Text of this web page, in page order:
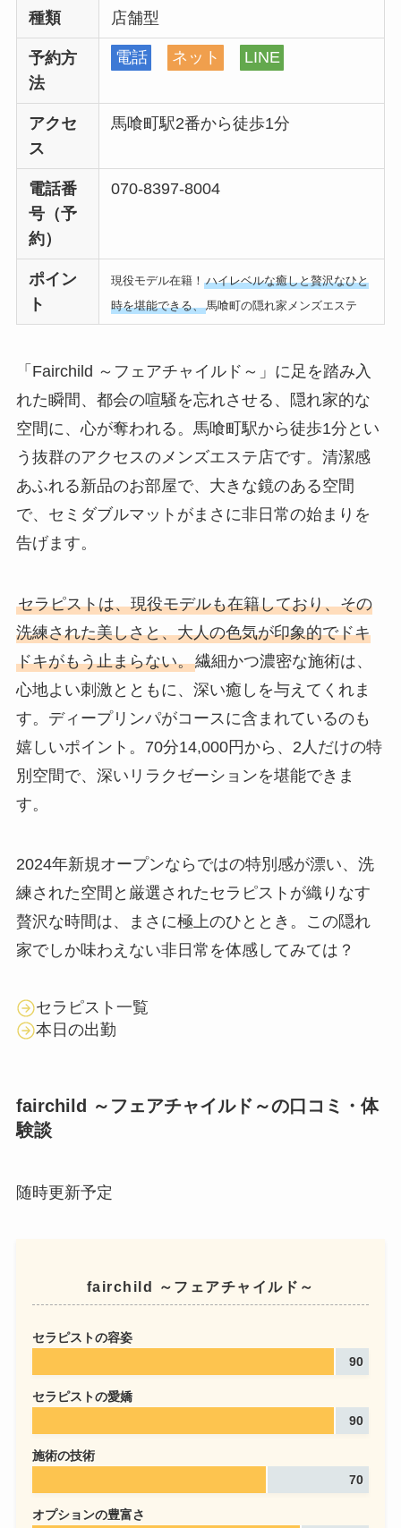
種類 店舗型
予約方
法
電話 ネット LINE
アクセ
ス
馬喰町駅2番から徒歩1分
電話番
号（予
約）
070-8397-8004
ポイン
ト
現役モデル在籍！ハイレベルな癒しと贅沢なひと
時を堪能できる、馬喰町の隠れ家メンズエステ
「Fairchild ～フェアチャイルド～」に足を踏み入
れた瞬間、都会の喧騒を忘れさせる、隠れ家的な
空間に、心が奪われる。馬喰町駅から徒歩1分とい
う抜群のアクセスのメンズエステ店です。清潔感
あふれる新品のお部屋で、大きな鏡のある空間
で、セミダブルマットがまさに非日常の始まりを
告げます。
セラピストは、現役モデルも在籍しており、その
洗練された美しさと、大人の色気が印象的でドキ
ドキがもう止まらない。繊細かつ濃密な施術は、
心地よい刺激とともに、深い癒しを与えてくれま
す。ディープリンパがコースに含まれているのも
嬉しいポイント。70分14,000円から、2人だけの特
別空間で、深いリラクゼーションを堪能できま
す。
2024年新規オープンならではの特別感が漂い、洗
練された空間と厳選されたセラピストが織りなす
贅沢な時間は、まさに極上のひととき。この隠れ
家でしか味わえない非日常を体感してみては？
セラピスト一覧
本日の出勤
fairchild ～フェアチャイルド～の口コミ・体
験談
随時更新予定
fairchild ～フェアチャイルド～
セラピストの容姿
90
セラピストの愛嬌
90
施術の技術
70
オプションの豊富さ